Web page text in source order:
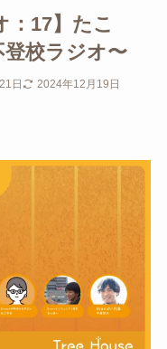
：17】たこ
校ラジオ〜
日 2024年12月19日